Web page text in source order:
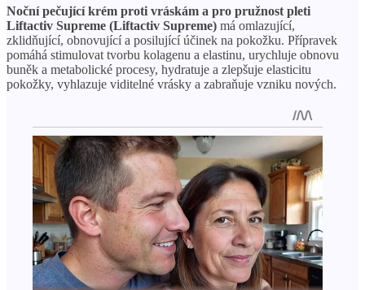
Noční pečující krém proti vráskám a pro pružnost pleti
Liftactiv Supreme (Liftactiv Supreme) má omlazující,
zklidňující, obnovující a posilující účinek na pokožku. Přípravek
pomáhá stimulovat tvorbu kolagenu a elastinu, urychluje obnovu
buněk a metabolické procesy, hydratuje a zlepšuje elasticitu
pokožky, vyhlazuje viditelné vrásky a zabraňuje vzniku nových.